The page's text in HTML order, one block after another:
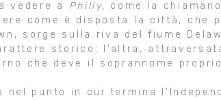
vedere a
Philly, come la
come è disposta la città, che
sorge sulla riva del fiume
storico; l’altra,
che deve il soprannome
nel punto in cui termina